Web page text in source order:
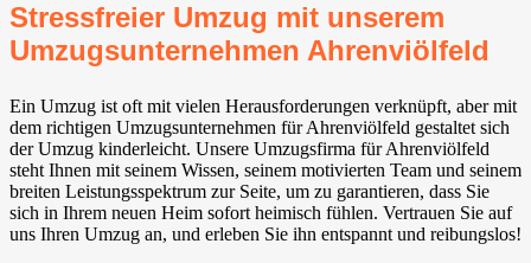
Stressfreier Umzug mit unserem
Umzugsunternehmen Ahrenviölfeld
Ein Umzug ist oft mit vielen Herausforderungen verknüpft, aber mit
dem richtigen Umzugsunternehmen für Ahrenviölfeld gestaltet sich
der Umzug kinderleicht. Unsere Umzugsfirma für Ahrenviölfeld
steht Ihnen mit seinem Wissen, seinem motivierten Team und seinem
breiten Leistungsspektrum zur Seite, um zu garantieren, dass Sie
sich in Ihrem neuen Heim sofort heimisch fühlen. Vertrauen Sie auf
uns Ihren Umzug an, und erleben Sie ihn entspannt und reibungslos!